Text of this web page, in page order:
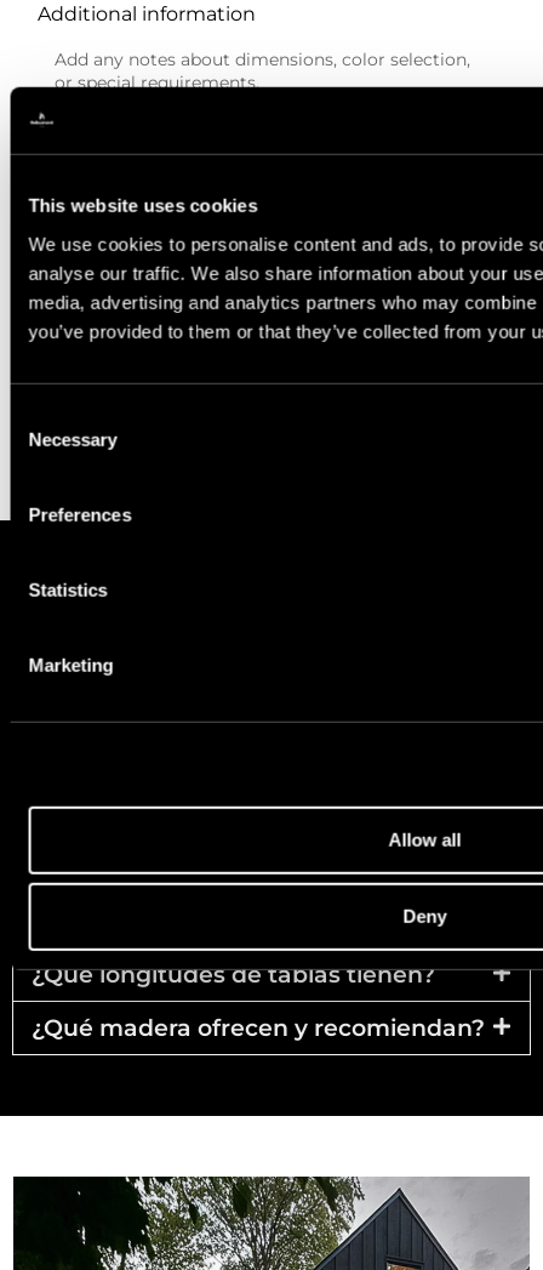
This website uses cookies
We use cookies to personalise content and ads, to provide
analyse our traffic. We also share information about your
media, advertising and analytics partners who may
you’ve provided to them or that they’ve collected from your
Selection
Necessary
Preferences
Statistics
Marketing
Allow all
Deny
Additional information
Please provide the email address for sending
Privacy Policy
I have read and agree tothe privacy policy.
FAQ
Preguntas frecuentes
madera quemada?
¿Cuáles son los plazos de producción?
¿Qué longitudes de tablas tienen?
¿Qué madera ofrecen y recomiendan?